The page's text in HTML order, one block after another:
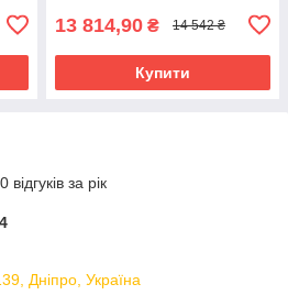
13 814,90 ₴ 14 542 ₴
Купити
за рік
Дніпро, Україна